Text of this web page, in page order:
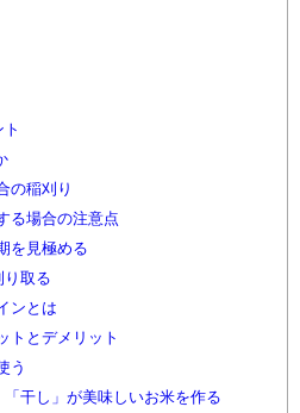
の稲刈り
る場合の注意点
を見極める
り取る
ンとは
トとデメリット
う
干し」が美味しいお米を作る